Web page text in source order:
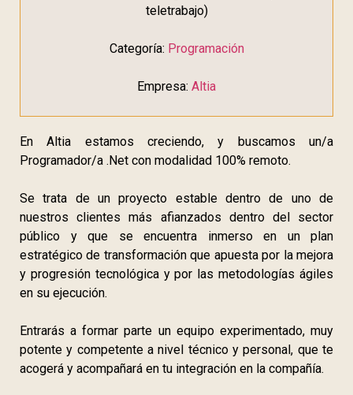
teletrabajo)
Categoría: Programación
Empresa: Altia
En Altia estamos creciendo, y buscamos un/a
Programador/a .Net con modalidad 100% remoto.
Se trata de un proyecto estable dentro de uno de
nuestros clientes más afianzados dentro del sector
público y que se encuentra inmerso en un plan
estratégico de transformación que apuesta por la mejora
y progresión tecnológica y por las metodologías ágiles
en su ejecución.
Entrarás a formar parte un equipo experimentado, muy
potente y competente a nivel técnico y personal, que te
acogerá y acompañará en tu integración en la compañía.